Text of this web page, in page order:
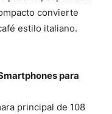
convierte
estilo italiano.
para
principal de 108